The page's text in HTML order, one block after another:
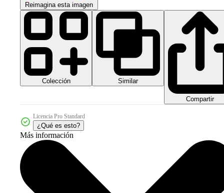
Reimagina esta imagen
Colección Similar
Compartir
Licencia Pro Standard
¿Qué es esto?
Más información